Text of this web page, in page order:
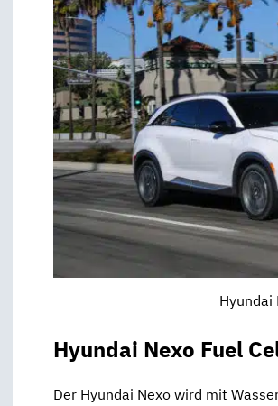
Hyundai
Hyundai Nexo Fuel
Der Hyundai Nexo wird mit